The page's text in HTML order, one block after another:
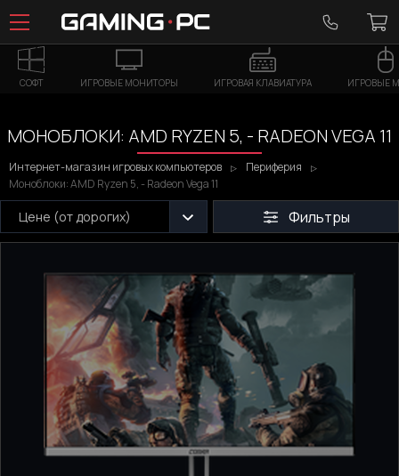
СОФТ ИГРОВЫЕ МОНИТОРЫ ИГРОВАЯ КЛАВИАТУРА ИГРОВЫЕ
МОНОБЛОКИ: AMD RYZEN 5, - RADEON VEGA 11
Интернет-магазин игровых компьютеров
Периферия
Моноблоки: AMD Ryzen 5, - Radeon Vega 11
Цене (от дорогих) Фильтры